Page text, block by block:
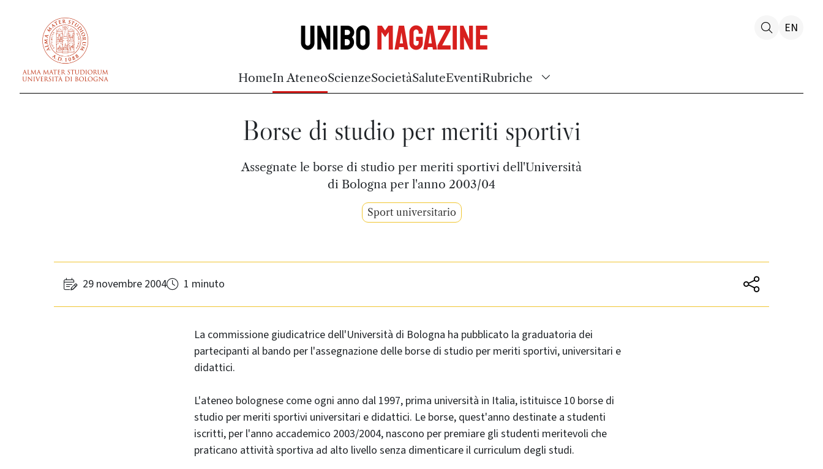
UniboMagazine
HomeIn AteneoScienzeSocietàSaluteEventiRubriche
EN
Borse di studio per meriti sportivi
Assegnate le borse di studio per meriti sportivi dell'Università
di Bologna per l'anno 2003/04
Sport universitario
29 novembre 2004 1 minuto
La commissione giudicatrice dell'Università di Bologna ha pubblicato la graduatoria dei
partecipanti al bando per l'assegnazione delle borse di studio per meriti sportivi, universitari e
didattici.
L'ateneo bolognese come ogni anno dal 1997, prima università in Italia, istituisce 10 borse di
studio per meriti sportivi universitari e didattici. Le borse, quest'anno destinate a studenti
iscritti, per l'anno accademico 2003/2004, nascono per premiare gli studenti meritevoli che
praticano attività sportiva ad alto livello senza dimenticare il curriculum degli studi.